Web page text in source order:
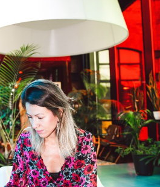
01
december